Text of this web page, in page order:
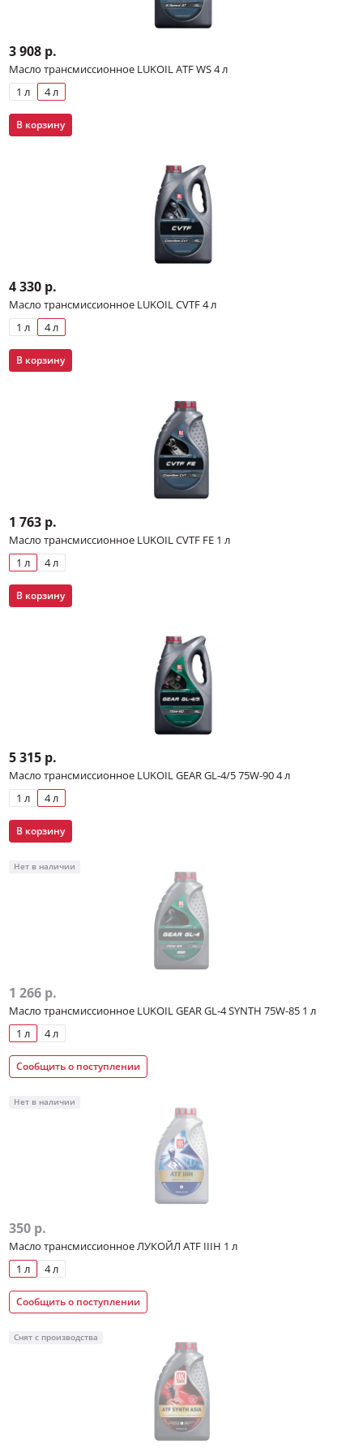
3 908 р.
Масло трансмиссионное LUKOIL ATF WS 4 л
1 л
4 л
В корзину
4 330 р.
Масло трансмиссионное LUKOIL CVTF 4 л
1 л
4 л
В корзину
1 763 р.
Масло трансмиссионное LUKOIL CVTF FE 1 л
1 л
4 л
В корзину
5 315 р.
Масло трансмиссионное LUKOIL GEAR GL-4/5 75W-90 4 л
1 л
4 л
В корзину
Нет в наличии
1 266 р.
Масло трансмиссионное LUKOIL GEAR GL-4 SYNTH 75W-85 1 л
1 л
4 л
Сообщить о поступлении
Нет в наличии
350 р.
Масло трансмиссионное ЛУКОЙЛ ATF IIIH 1 л
1 л
4 л
Сообщить о поступлении
Снят с производства